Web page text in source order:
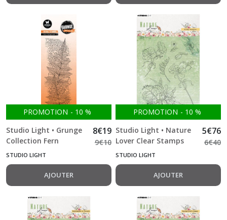
PROMOTION - 10 %
Studio Light • Grunge
Collection Fern
Background
8€19
9€10
STUDIO LIGHT
AJOUTER
PROMOTION - 10 %
Studio Light • Nature
Lover Clear Stamps
Flower Bouquet
5€76
6€40
STUDIO LIGHT
AJOUTER